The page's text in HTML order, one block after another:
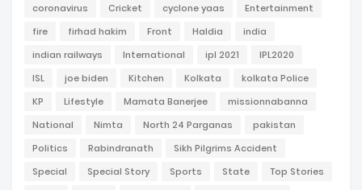
coronavirus
Cricket cyclone yaas
Entertainment
fire
firhad hakim Front Haldia
india
indian railways
International ipl 2021
IPL2020
ISL
joe biden Kitchen Kolkata
kolkata Police
KP
Lifestyle Mamata Banerjee
missionnabanna
National
Nimta North 24 Parganas
pakistan
Politics
Rabindranath
Sikh Pilgrims Accident
Special
Special Story Sports State
Top Stories